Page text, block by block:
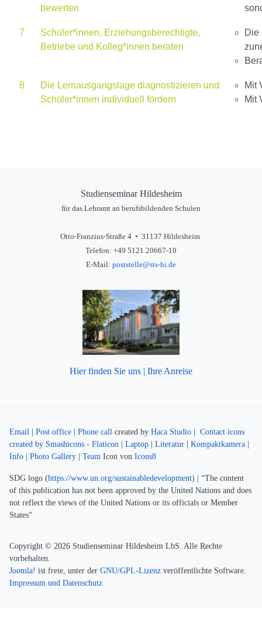
bewerten
7
Schüler*innen, Erziehungsberechtigte,
Betriebe und Kolleg*innen beraten
Die
8
Die Lernausgangslage diagnostizieren und
Schüler*innen individuell fördern
Mit
Mit
Studienseminar Hildesheim
für das Lehramt an berufsbildenden Schulen
Otto-Franzius-Straße 4 • 31137 Hildesheim
Telefon: +49 5121 20667-10
E-Mail: poststelle@sts-hi.de
Hier finden Sie uns | Ihre Anreise
Email Post office Phone call created by Haca Studio
Contact icons
created by Smashicons - Flaticon
Laptop Literatur Kompaktkamera
Info
Photo Gallery Team Icon von Icons8
SDG logo (https://www.un.org/sustainabledevelopment) | “The content
of this publication has not been approved by the United Nations and does
not reflect the views of the United Nations or its officials or Member
States”
Copyright © 2026 Studienseminar Hildesheim LbS. Alle Rechte
vorbehalten.
Joomla! ist freie, unter der GNU/GPL-Lizenz veröffentlichte Software.
Impressum und Datenschutz